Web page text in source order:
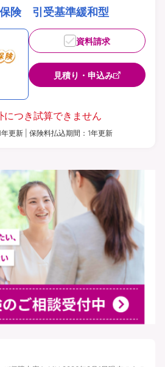
険 引受基準緩和型
資料請求
見積り・申込み
につき試算できません
更新 | 保険料払込期間：1年更新